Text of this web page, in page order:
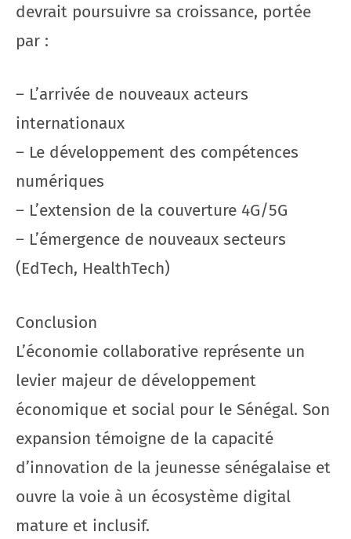
devrait poursuivre sa croissance, portée
par :
– L’arrivée de nouveaux acteurs
internationaux
– Le développement des compétences
numériques
– L’extension de la couverture 4G/5G
– L’émergence de nouveaux secteurs
(EdTech, HealthTech)
Conclusion
L’économie collaborative représente un
levier majeur de développement
économique et social pour le Sénégal. Son
expansion témoigne de la capacité
d’innovation de la jeunesse sénégalaise et
ouvre la voie à un écosystème digital
mature et inclusif.